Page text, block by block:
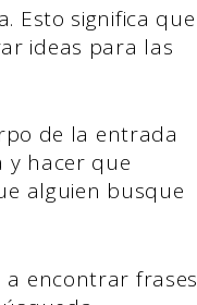
Esto significa que
ideas para las
de la entrada
y hacer que
alguien busque
a encontrar frases